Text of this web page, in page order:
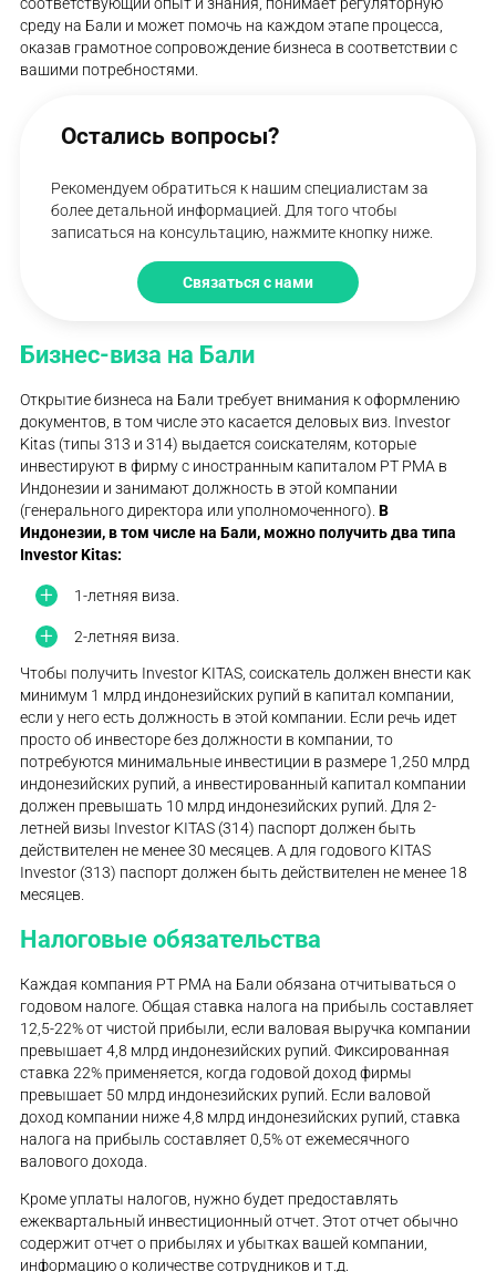
среду на Бали и может помочь на каждом этапе процесса,
оказав грамотное сопровождение бизнеса в соответствии с
вашими потребностями.
Остались вопросы?
Рекомендуем обратиться к нашим специалистам за
более детальной информацией. Для того чтобы
записаться на консультацию, нажмите кнопку ниже.
Связаться с нами
Бизнес-виза на Бали
Открытие бизнеса на Бали требует внимания к оформлению
документов, в том числе это касается деловых виз. Investor
Kitas (типы 313 и 314) выдается соискателям, которые
инвестируют в фирму с иностранным капиталом PT PMA в
Индонезии и занимают должность в этой компании
(генерального директора или уполномоченного).В
Индонезии, в том числе на Бали, можно получить два типа
Investor Kitas:
1-летняя виза.
2-летняя виза.
Чтобы получить Investor KITAS, соискатель должен внести как
минимум 1 млрд индонезийских рупий в капитал компании,
если у него есть должность в этой компании. Если речь идет
просто об инвесторе без должности в компании, то
потребуются минимальные инвестиции в размере 1,250 млрд
индонезийских рупий, а инвестированный капитал компании
должен превышать 10 млрд индонезийских рупий. Для 2-
летней визы Investor KITAS (314) паспорт должен быть
действителен не менее 30 месяцев. А для годового KITAS
Investor (313) паспорт должен быть действителен не менее 18
месяцев.
Налоговые обязательства
Каждая компания PT PMA на Бали обязана отчитываться о
годовом налоге. Общая ставка налога на прибыль составляет
12,5-22% от чистой прибыли, если валовая выручка компании
превышает 4,8 млрд индонезийских рупий. Фиксированная
ставка 22% применяется, когда годовой доход фирмы
превышает 50 млрд индонезийских рупий. Если валовой
доход компании ниже 4,8 млрд индонезийских рупий, ставка
налога на прибыль составляет 0,5% от ежемесячного
валового дохода.
Кроме уплаты налогов, нужно будет предоставлять
ежеквартальный инвестиционный отчет. Этот отчет обычно
содержит отчет о прибылях и убытках вашей компании,
информацию о количестве сотрудников и т.д.